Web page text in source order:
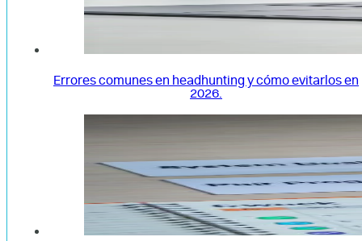
Errores comunes en headhunting y cómo evitarlos en
2026.